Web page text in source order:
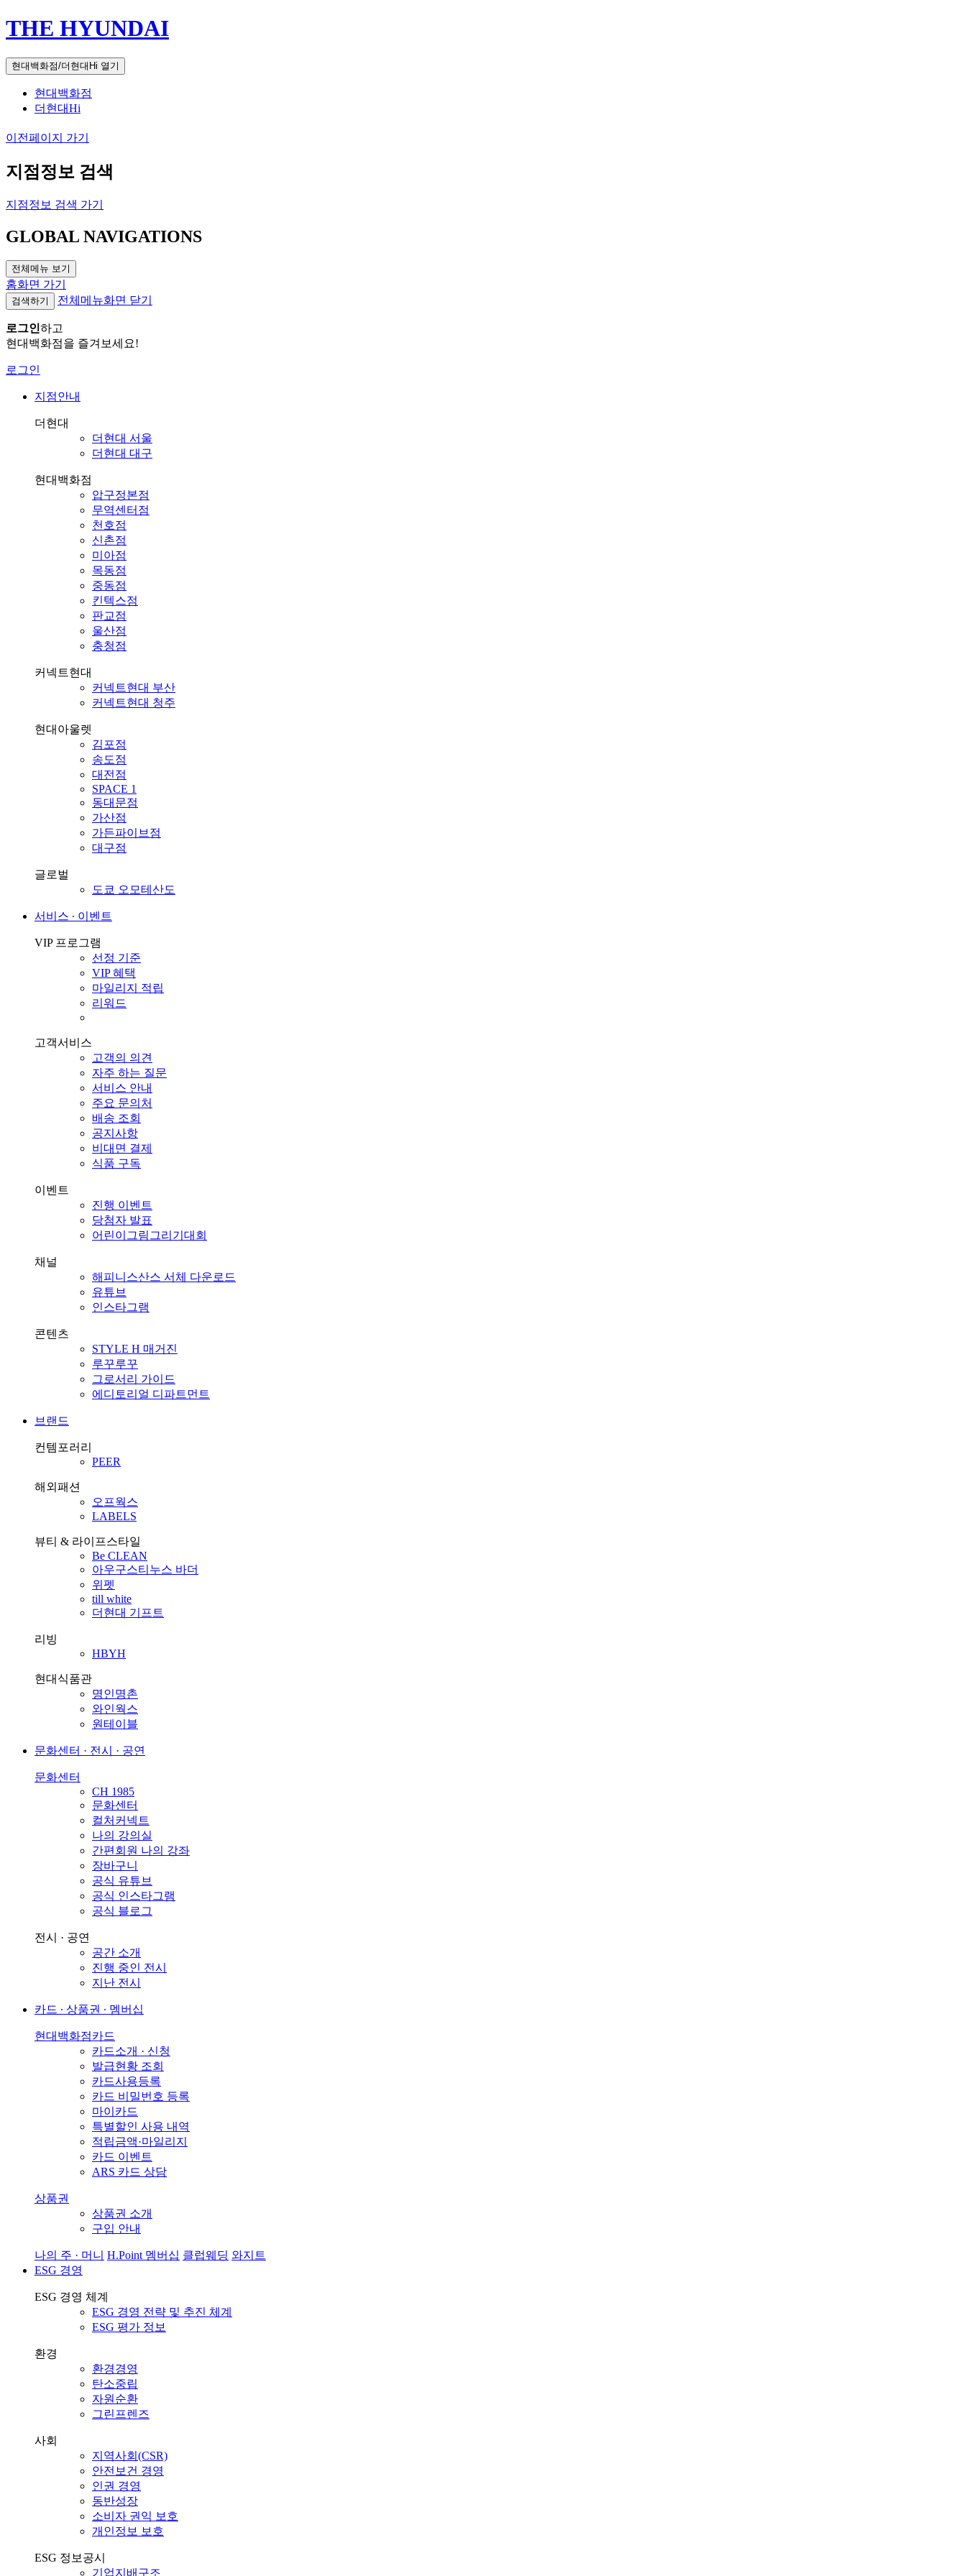
THE HYUNDAI
현대백화점/더현대Hi 열기
현대백화점
더현대Hi
이전페이지 가기
지점정보 검색
지점정보 검색 가기
GLOBAL NAVIGATIONS
전체메뉴 보기
홈화면 가기
검색하기 전체메뉴화면 닫기
로그인하고
현대백화점을 즐겨보세요!
로그인
지점안내
더현대
더현대 서울
더현대 대구
현대백화점
압구정본점
무역센터점
천호점
신촌점
미아점
목동점
중동점
킨텍스점
판교점
울산점
충청점
커넥트현대
커넥트현대 부산
커넥트현대 청주
현대아울렛
김포점
송도점
대전점
SPACE 1
동대문점
가산점
가든파이브점
대구점
글로벌
도쿄 오모테산도
서비스 ∙ 이벤트
VIP 프로그램
선정 기준
VIP 혜택
마일리지 적립
리워드
고객서비스
고객의 의견
자주 하는 질문
서비스 안내
주요 문의처
배송 조회
공지사항
비대면 결제
식품 구독
이벤트
진행 이벤트
당첨자 발표
어린이그림그리기대회
채널
해피니스산스 서체 다운로드
유튜브
인스타그램
콘텐츠
STYLE H 매거진
루꾸루꾸
그로서리 가이드
에디토리얼 디파트먼트
브랜드
컨템포러리
PEER
해외패션
오프웍스
LABELS
뷰티 & 라이프스타일
Be CLEAN
아우구스티누스 바더
위펫
till white
더현대 기프트
리빙
HBYH
현대식품관
명인명촌
와인웍스
원테이블
문화센터 · 전시 · 공연
문화센터
CH 1985
문화센터
컬처커넥트
나의 강의실
간편회원 나의 강좌
장바구니
공식 유튜브
공식 인스타그램
공식 블로그
전시 · 공연
공간 소개
진행 중인 전시
지난 전시
카드 ∙ 상품권 ∙ 멤버십
현대백화점카드
카드소개 · 신청
발급현황 조회
카드사용등록
카드 비밀번호 등록
마이카드
특별할인 사용 내역
적립금액·마일리지
카드 이벤트
ARS 카드 상담
상품권
상품권 소개
구입 안내
나의 주 · 머니 H.Point 멤버십 클럽웨딩 와지트
ESG 경영
ESG 경영 체계
ESG 경영 전략 및 추진 체계
ESG 평가 정보
환경
환경경영
탄소중립
자원순환
그린프렌즈
사회
지역사회(CSR)
안전보건 경영
인권 경영
동반성장
소비자 권익 보호
개인정보 보호
ESG 정보공시
기업지배구조